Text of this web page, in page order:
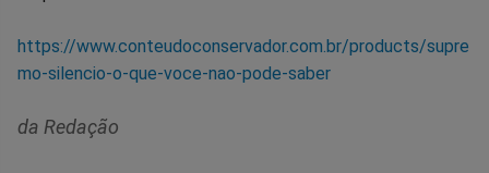
https://www.conteudoconservador.com.br/products/supre
mo-silencio-o-que-voce-nao-pode-saber
da Redação